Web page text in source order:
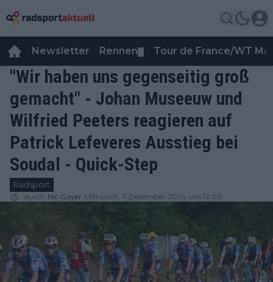
Newsletter Rennen Tour de France/WT
"Wir haben uns gegenseitig groß
gemacht" - Johan Museeuw und
Wilfried Peeters reagieren auf
Patrick Lefeveres Ausstieg bei
Soudal - Quick-Step
Radsport
durch Nic Gayer Mittwoch, 11 Dezember 2024 um 12:00